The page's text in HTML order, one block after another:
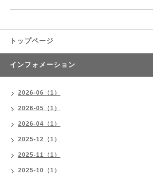
トップページ
インフォメーション
2026-06（1）
2026-05（1）
2026-04（1）
2025-12（1）
2025-11（1）
2025-10（1）